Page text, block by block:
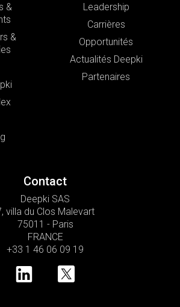
&
&
Leadership
Carrières
Opportunités
Actualités Deepki
Partenaires
Contact
Deepki SAS
villa du Clos Malevart
75011 - Paris
FRANCE
+33 1 46 06 09 19